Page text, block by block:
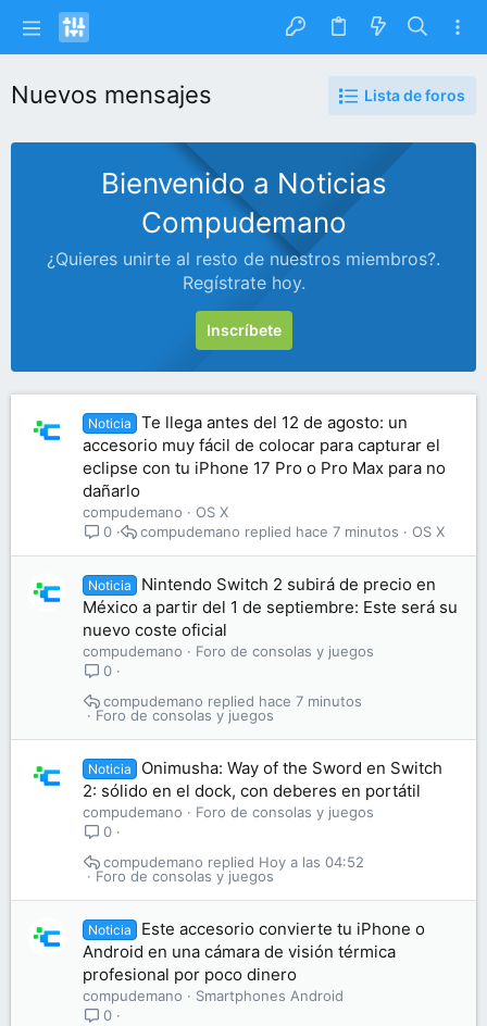
Nuevos mensajes Lista de foros
Bienvenido a Noticias
Compudemano
¿Quieres unirte al resto de nuestros miembros?.
Regístrate hoy.
Inscríbete
Noticia
Te llega antes del 12 de agosto: un
accesorio muy fácil de colocar para capturar el
eclipse con tu iPhone 17 Pro o Pro Max para no
dañarlo
compudemano
OS X
0
OS X
hace 7 minutos
compudemano
Noticia
Nintendo Switch 2 subirá de precio en
México a partir del 1 de septiembre: Este será su
nuevo coste oficial
compudemano
Foro de consolas y juegos
0
Foro de consolas y juegos
hace 7 minutos
compudemano
Noticia
Onimusha: Way of the Sword en Switch
2: sólido en el dock, con deberes en portátil
compudemano
Foro de consolas y juegos
0
Foro de consolas y juegos
Hoy a las 04:52
compudemano
Noticia
Este accesorio convierte tu iPhone o
Android en una cámara de visión térmica
profesional por poco dinero
compudemano
Smartphones Android
0